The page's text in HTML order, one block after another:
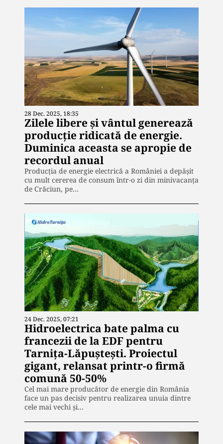
28 Dec. 2025, 18:35
Zilele libere și vântul generează
producție ridicată de energie.
Duminica aceasta se apropie de
recordul anual
Producția de energie electrică a României a depășit
cu mult cererea de consum într-o zi din minivacanța
de Crăciun, pe…
24 Dec. 2025, 07:21
Hidroelectrica bate palma cu
francezii de la EDF pentru
Tarnița-Lăpuștești. Proiectul
gigant, relansat printr-o firmă
comună 50-50%
Cel mai mare producător de energie din România
face un pas decisiv pentru realizarea unuia dintre
cele mai vechi și…